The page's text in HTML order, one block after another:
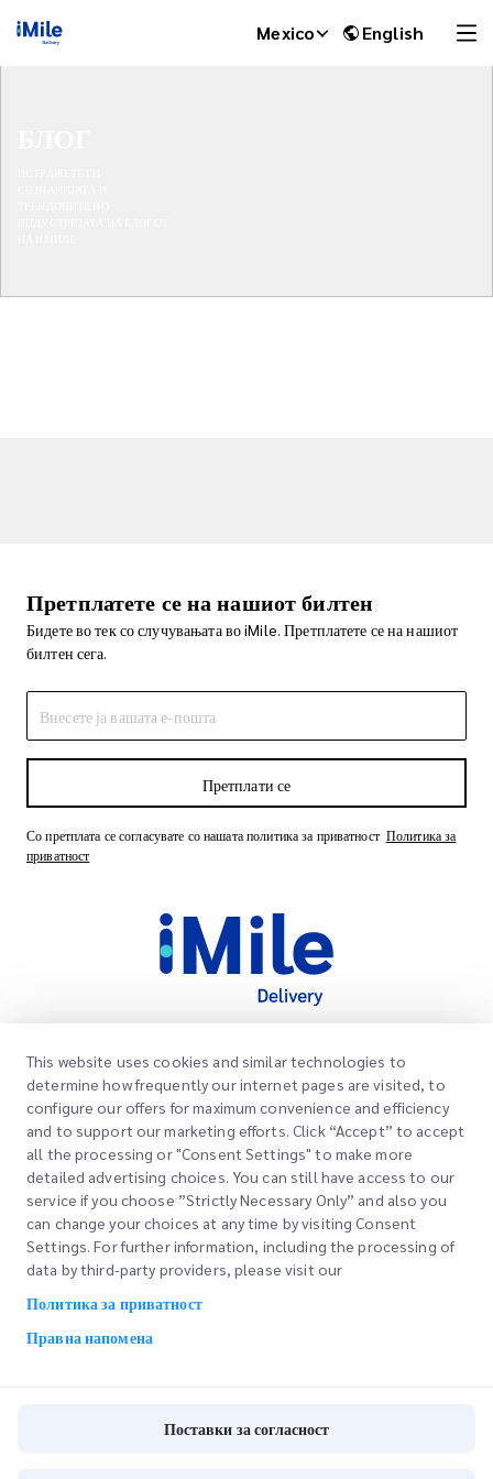
Mexico English
Претплатете се на нашиот билтен
Бидете во тек со случувањата во iMile. Претплатете се на нашиот
билтен сега.
Претплати се
Со претплата се согласувате со нашата политика за приватност Политика за
приватност
Брзи линкови
Локации на канцеларии
Побарајте понуда
Најава на клиент
Регистрација
Следете ја вашата нарачка
Корпоративно
За нас
Кариери
Блог
ESG
Channel Service Partner
Наши услуги
Експресно царинење
Правна напомена
Поставки за согласност
This website uses cookies and similar technologies to
determine how frequently our internet pages are visited, to
configure our offers for maximum convenience and efficiency
and to support our marketing efforts. Click “Accept” to accept
all the processing or "Consent Settings" to make more
detailed advertising choices. You can still have access to our
service if you choose ”Strictly Necessary Only” and also you
can change your choices at any time by visiting Consent
Settings. For further information, including the processing of
data by third-party providers, please visit our
Политика за приватност
Правна напомена
Поставки за согласност